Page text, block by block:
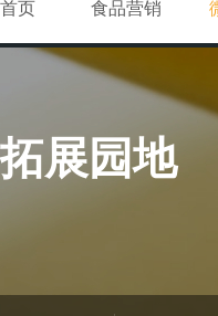
首页 食品营销
拓展园地